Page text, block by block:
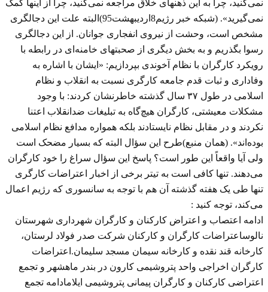
نمی‌کنید، چرا به این ذهنهای خلاق مراجعه نمی‌کنید، چرا از اینها کمک
نمی‌گیرید». (شبکه خبر رژیم8اردیبهشت95)البته علت این دجالگری
مشخص است، وحشت از نیروی انفجاری جوانان. از این دجالگری
رسوا بگذریم و به بخش دیگری از صحبتهای خامنه‌ای در رابطه با
رویکرد کارگران با نظام آخوندی بپردازیم: «ایشان با اشاره به
وفاداری و ثبات قدم جامعه کارگری نسبت به انقلاب و نظام
اسلامی در طول ۳۷ سال گذشته خاطرنشان کردند: با وجود
مشکلات معیشتی، کارگران هیچ‌گاه به تبلیغات ضدانقلاب اعتنا
نکردند و در مقابل نظام نایستادند بلکه همواره مدافع نظام اسلامی
بوده‌اند». (همان منبع)طرح این سؤال البته که بسیار مضحک است
ولی آیا واقعاً این طور است؟ پاسخ این سؤال سراغ را خود کارگران
می‌دهند. تنها کافی است به تیتر برخی از اخبار اعتراضات کارگری
تنها طی یک هفته گذشته آن هم با توجه به سانسوری که رژیم اعمال
می‌کند، توجه کنید :
ادامه اعتصاب و اعتراض کارکنان و کارگران شهرداری شهرستان
نالوساعتراضات کارگران و کارکنان شرکت صدر فولاد لرستان،
کارخانه قند نقده و کارخانه سیمان مسجد سلیمان.اعتراضات
کارگران اخراجی واحد پتروشیمی کارون در بندر ماهشهر و تجمع
اعتراضی کارکنان و کارگران پیمانی پتروشیمی ایلامادامه تجمع